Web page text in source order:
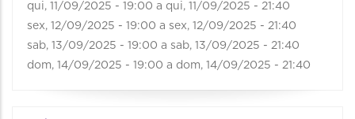
qui, 11/09/2025 - 19:00 a qui, 11/09/2025 - 21:40
sex, 12/09/2025 - 19:00 a sex, 12/09/2025 - 21:40
sab, 13/09/2025 - 19:00 a sab, 13/09/2025 - 21:40
dom, 14/09/2025 - 19:00 a dom, 14/09/2025 - 21:40